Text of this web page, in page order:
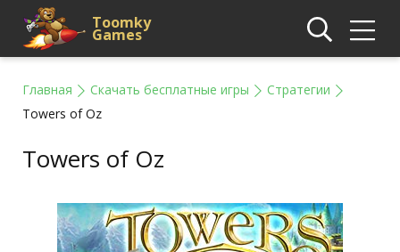
Toomky
Games
Главная Скачать бесплатные игры
Стратегии
Towers of Oz
Towers of Oz